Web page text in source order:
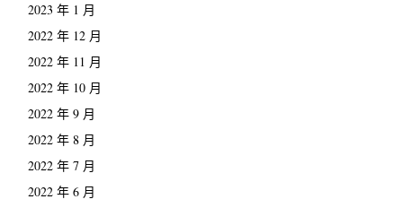
2023 年 1 月
2022 年 12 月
2022 年 11 月
2022 年 10 月
2022 年 9 月
2022 年 8 月
2022 年 7 月
2022 年 6 月